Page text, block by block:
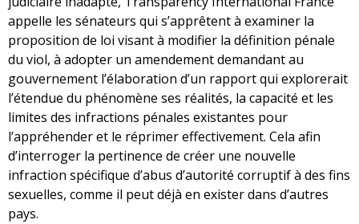
appelle les sénateurs qui s’apprêtent à examiner la
proposition de loi visant à modifier la définition pénale
du viol, à adopter un amendement demandant au
gouvernement l’élaboration d’un rapport qui explorerait
l’étendue du phénomène ses réalités, la capacité et les
limites des infractions pénales existantes pour
l’appréhender et le réprimer effectivement. Cela afin
d’interroger la pertinence de créer une nouvelle
infraction spécifique d’abus d’autorité corruptif à des fins
sexuelles, comme il peut déjà en exister dans d’autres
pays.